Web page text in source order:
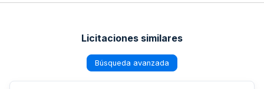
Licitaciones similares
Búsqueda avanzada